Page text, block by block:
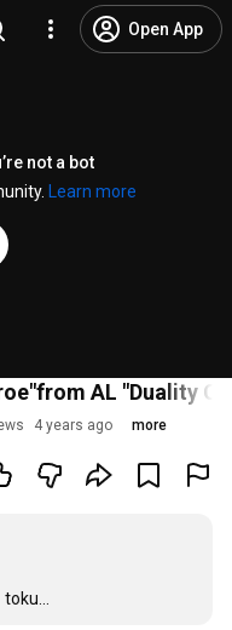
Open App
not a bot
Learn more
AL "Duality
4 years ago more
toku